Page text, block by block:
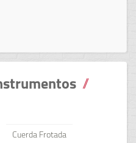
Cuerda Frotada